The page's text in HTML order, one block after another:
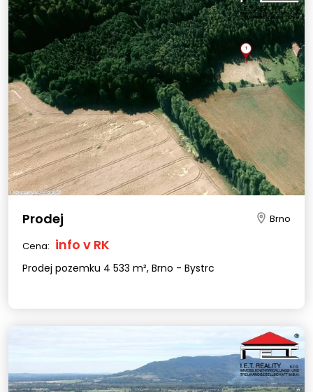
Prodej Brno
Cena: info v RK
Prodej pozemku 4 533 m², Brno - Bystrc